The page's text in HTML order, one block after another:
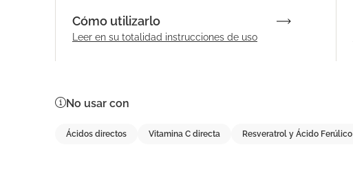
Cómo utilizarlo
Leer en su totalidad instrucciones de uso
No usar con
Ácidos directos Vitamina C directa Resveratrol y Ácido Ferúlico